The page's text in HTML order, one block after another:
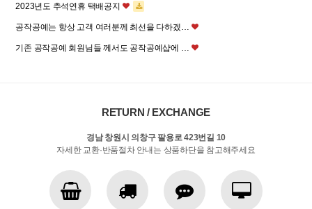
2023년도 추석연휴 택배공지
공작공예는 항상 고객 여러분께 최선을 다하겠…
기존 공작공예 회원님들 께서도 공작공예샵에 …
RETURN / EXCHANGE
경남 창원시 의창구 팔용로 423번길 10
자세한 교환·반품절차 안내는 상품하단을 참고해주세요